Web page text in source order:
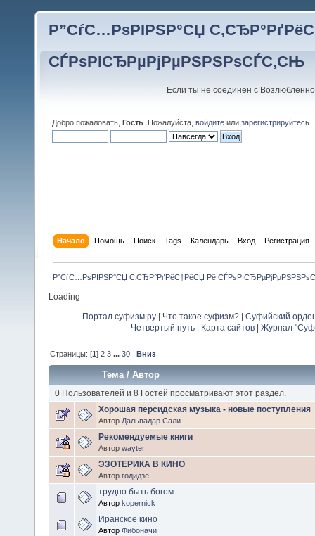
Р”СѓС…РѕРІРЅР°СЏ
СЃРѕРІСЂРµРјРµРЅРЅРѕСЃС‚СЊ
Если ты не соединен с
Добро пожаловать, Гость . Пожалуйста, войдите или зарегистрируйтесь
Начало Помощь Поиск Tags Календарь Вход Регистрация
Р”СѓС…РѕРІРЅР°СЏ С‚СЂР°РґРёС†РёСЏ Рё
Loading
Портал суфизм.ру Что такое суфизм?
Суфийский
Четвертый путь| Карта сайтов| Журнал
Страницы: [1]2 3 ...30 Вниз
Тема/Автор
0 Пользователей и 8 Гостей просматривают этот раздел.
Хорошая персидская музыка - новые поступления
Автор Дальвадар Сали
Рекомендуемые книги
Автор wayter
ЭЗОТЕРИКА В КИНО
Автор годидзе
трудно быть богом
Автор kopernick
Иранское кино
Автор Фибоначи